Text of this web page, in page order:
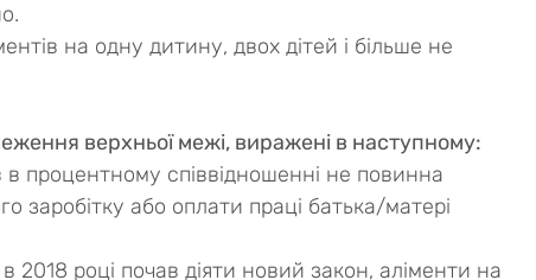
на одну дитину, двох дітей і більше не
верхньої межі, виражені в наступному:
процентному співвідношенні не повинна
заробітку або оплати праці батька/матері
2018 році почав діяти новий закон, аліменти на